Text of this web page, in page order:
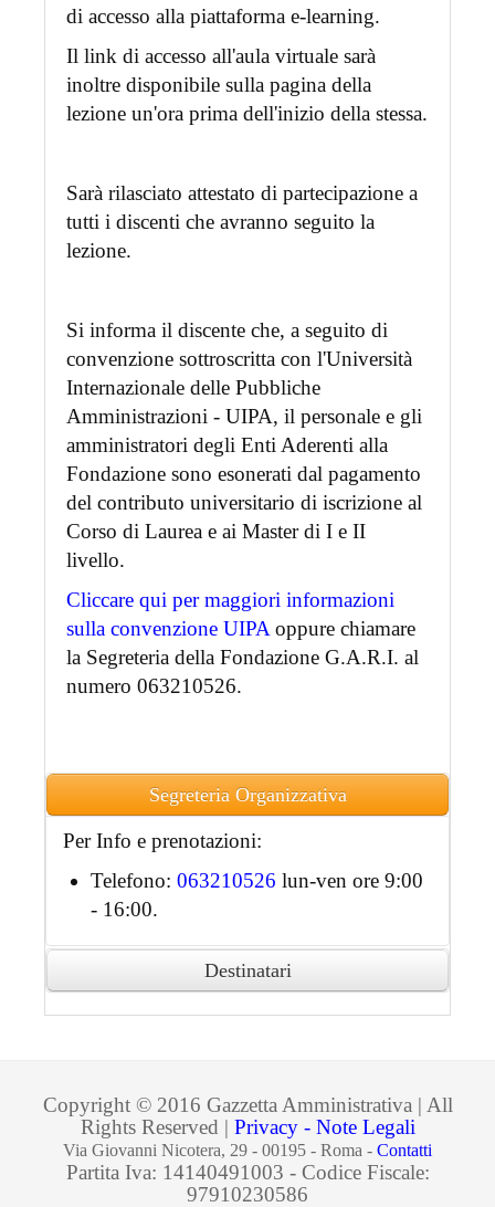
di accesso alla piattaforma e-learning.
Il link di accesso all'aula virtuale sarà
inoltre disponibile sulla pagina della
lezione un'ora prima dell'inizio della stessa.
Sarà rilasciato attestato di partecipazione a
tutti i discenti che avranno seguito la
lezione.
Si informa il discente che, a seguito di
convenzione sottroscritta con l'Università
Internazionale delle Pubbliche
Amministrazioni - UIPA, il personale e gli
amministratori degli Enti Aderenti alla
Fondazione sono esonerati dal pagamento
del contributo universitario di iscrizione al
Corso di Laurea e ai Master di I e II
livello.
Cliccare qui per maggiori informazioni
sulla convenzione UIPAoppure chiamare
la Segreteria della Fondazione G.A.R.I. al
numero 063210526.
Segreteria Organizzativa
Per Info e prenotazioni:
Telefono: 063210526 lun-ven ore 9:00
- 16:00.
Destinatari
Ai partecipanti accreditati sarà rilasciato
Copyright © 2016 Gazzetta Amministrativa | All
Rights Reserved | Privacy - Note Legali
Via Giovanni Nicotera, 29 - 00195 - Roma - Contatti
Partita Iva: 14140491003 - Codice Fiscale:
97910230586